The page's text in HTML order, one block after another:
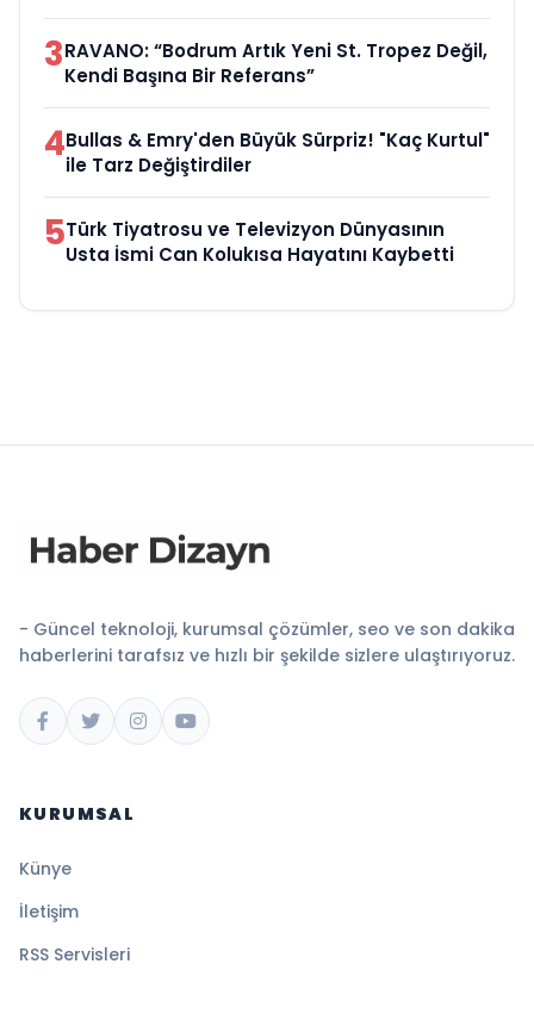
3RAVANO: “Bodrum Artık Yeni St. Tropez Değil,
Kendi Başına Bir Referans”
4Bullas & Emry'den Büyük Sürpriz! "Kaç Kurtul"
ile Tarz Değiştirdiler
5Türk Tiyatrosu ve Televizyon Dünyasının
Usta İsmi Can Kolukısa Hayatını Kaybetti
- Güncel teknoloji, kurumsal çözümler, seo ve son dakika
haberlerini tarafsız ve hızlı bir şekilde sizlere ulaştırıyoruz.
KURUMSAL
Künye
İletişim
RSS Servisleri